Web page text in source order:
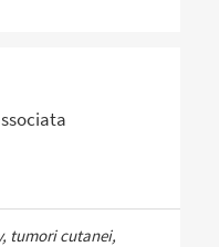
tumori cutanei,